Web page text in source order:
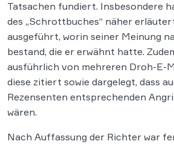
Tatsachen fundiert. Insbesondere
des „Schrottbuches“ näher
ausgeführt, worin seiner Meinung
bestand, die er erwähnt hatte.
ausführlich von mehreren Droh-E-
diese zitiert sowie dargelegt, dass
Rezensenten entsprechenden
wären.
Nach Auffassung der Richter war